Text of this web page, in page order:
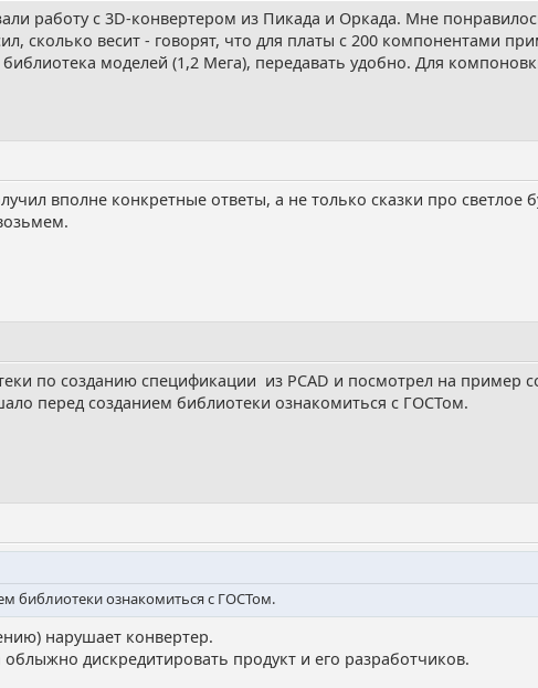
работу с 3D-конвертером из Пикада и Оркада. Мне
сколько весит - говорят, что для платы с 200 компонентами
моделей (1,2 Мега), передавать удобно. Для
вполне конкретные ответы, а не только сказки про светлое
по созданию спецификации из PCAD и посмотрел на пример
перед созданием библиотеки ознакомиться с ГОСТом.
библиотеки ознакомиться с ГОСТом.
нарушает конвертер.
дискредитировать продукт и его разработчиков.